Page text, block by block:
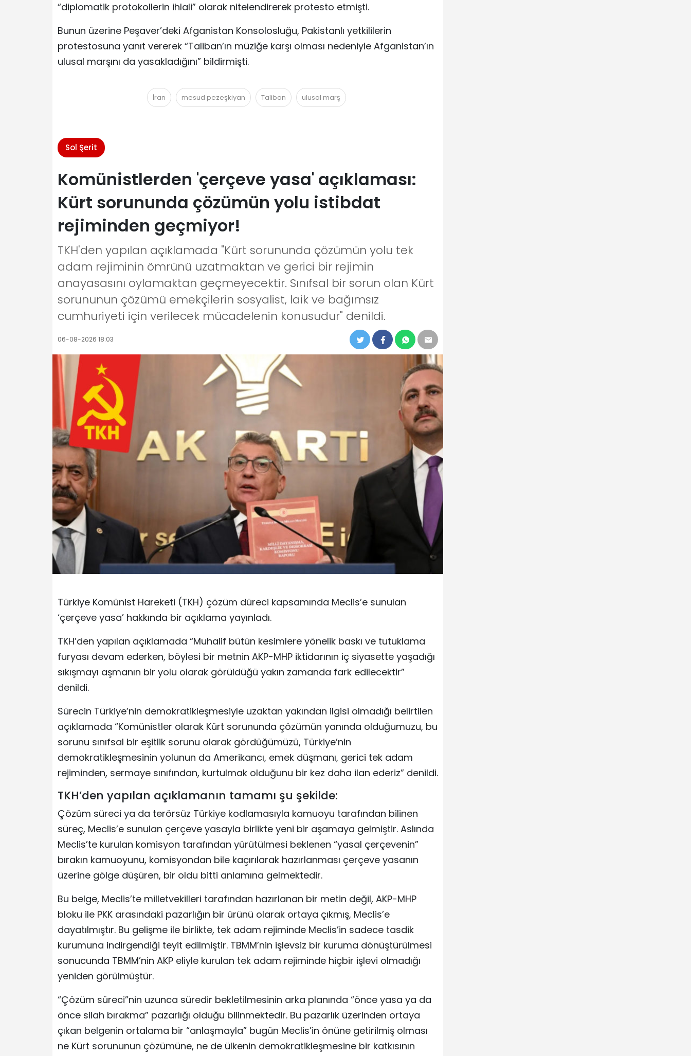
“diplomatik protokollerin ihlali” olarak nitelendirerek protesto etmişti.
Bunun üzerine Peşaver’deki Afganistan Konsolosluğu, Pakistanlı yetkililerin
protestosuna yanıt vererek “Taliban’ın müziğe karşı olması nedeniyle Afganistan’ın
ulusal marşını da yasakladığını” bildirmişti.
İran mesud pezeşkiyan Taliban ulusal marş
Sol Şerit
Komünistlerden 'çerçeve yasa' açıklaması:
Kürt sorununda çözümün yolu istibdat
rejiminden geçmiyor!
TKH'den yapılan açıklamada "Kürt sorununda çözümün yolu tek
adam rejiminin ömrünü uzatmaktan ve gerici bir rejimin
anayasasını oylamaktan geçmeyecektir. Sınıfsal bir sorun olan Kürt
sorununun çözümü emekçilerin sosyalist, laik ve bağımsız
cumhuriyeti için verilecek mücadelenin konusudur" denildi.
06-08-2026 18:03
Türkiye Komünist Hareketi (TKH) çözüm düreci kapsamında Meclis’e sunulan
‘çerçeve yasa’ hakkında bir açıklama yayınladı.
TKH’den yapılan açıklamada “Muhalif bütün kesimlere yönelik baskı ve tutuklama
furyası devam ederken, böylesi bir metnin AKP-MHP iktidarının iç siyasette yaşadığı
sıkışmayı aşmanın bir yolu olarak görüldüğü yakın zamanda fark edilecektir”
denildi.
Sürecin Türkiye’nin demokratikleşmesiyle uzaktan yakından ilgisi olmadığı belirtilen
açıklamada “Komünistler olarak Kürt sorununda çözümün yanında olduğumuzu, bu
sorunu sınıfsal bir eşitlik sorunu olarak gördüğümüzü, Türkiye’nin
demokratikleşmesinin yolunun da Amerikancı, emek düşmanı, gerici tek adam
rejiminden, sermaye sınıfından, kurtulmak olduğunu bir kez daha ilan ederiz” denildi.
TKH’den yapılan açıklamanın tamamı şu şekilde:
Çözüm süreci ya da terörsüz Türkiye kodlamasıyla kamuoyu tarafından bilinen
süreç, Meclis’e sunulan çerçeve yasayla birlikte yeni bir aşamaya gelmiştir. Aslında
Meclis’te kurulan komisyon tarafından yürütülmesi beklenen “yasal çerçevenin”
bırakın kamuoyunu, komisyondan bile kaçırılarak hazırlanması çerçeve yasanın
üzerine gölge düşüren, bir oldu bitti anlamına gelmektedir.
Bu belge, Meclis’te milletvekilleri tarafından hazırlanan bir metin değil, AKP-MHP
bloku ile PKK arasındaki pazarlığın bir ürünü olarak ortaya çıkmış, Meclis’e
dayatılmıştır. Bu gelişme ile birlikte, tek adam rejiminde Meclis’in sadece tasdik
kurumuna indirgendiği teyit edilmiştir. TBMM’nin işlevsiz bir kuruma dönüştürülmesi
sonucunda TBMM’nin AKP eliyle kurulan tek adam rejiminde hiçbir işlevi olmadığı
yeniden görülmüştür.
“Çözüm süreci”nin uzunca süredir bekletilmesinin arka planında “önce yasa ya da
önce silah bırakma” pazarlığı olduğu bilinmektedir. Bu pazarlık üzerinden ortaya
çıkan belgenin ortalama bir “anlaşmayla” bugün Meclis’in önüne getirilmiş olması
ne Kürt sorununun çözümüne, ne de ülkenin demokratikleşmesine bir katkısının